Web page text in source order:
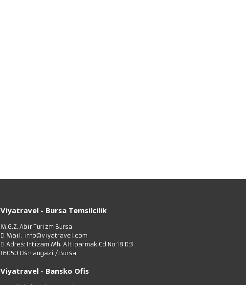
Viyatravel - Bursa Temsilcilik
M.G.Z. Abir Turizm Bursa
Mail: info@viyatravel.com
Adres: Intizam Mh. Altıparmak Cd No:18 D:3
16050 Osmangazi / Bursa
Viyatravel - Bansko Ofis